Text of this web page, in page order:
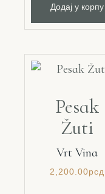
Додај у корпу
Pesak
Žuti
Vrt Vina
2,200.00рсд